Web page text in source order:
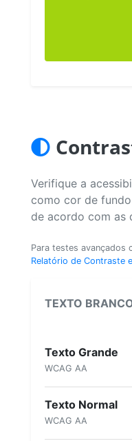
Verifique a
como cor de
de acordo com as
Para testes avançados
Relatório de Contraste
TEXTO
Texto Grande
WCAG AA
Texto Normal
WCAG AA